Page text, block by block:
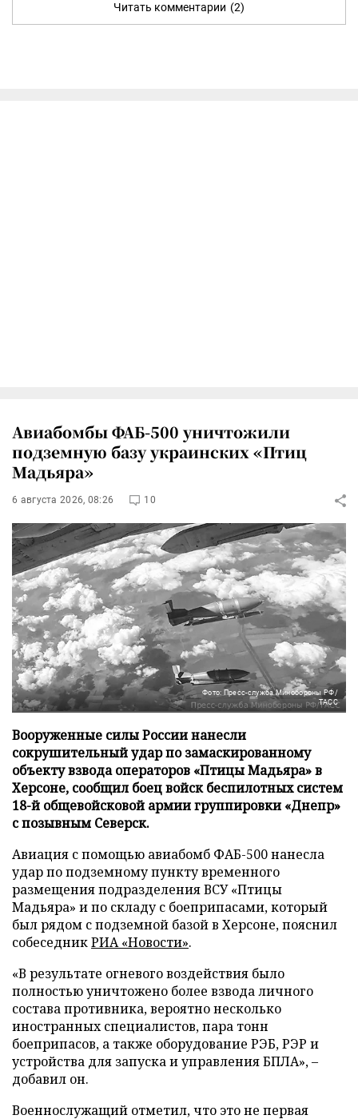
Читать комментарии (2)
Авиабомбы ФАБ-500 уничтожили
подземную базу украинских «Птиц
Мадьяра»
6 августа 2026, 08:26 10
Фото: Пресс-служба Минобороны РФ/
ТАСС
Вооруженные силы России нанесли
сокрушительный удар по замаскированному
объекту взвода операторов «Птицы Мадьяра» в
Херсоне, сообщил боец войск беспилотных систем
18-й общевойсковой армии группировки «Днепр»
с позывным Северск.
Авиация с помощью авиабомб ФАБ-500 нанесла
удар по подземному пункту временного
размещения подразделения ВСУ «Птицы
Мадьяра» и по складу с боеприпасами, который
был рядом с подземной базой в Херсоне, пояснил
собеседникРИА «Новости».
«В результате огневого воздействия было
полностью уничтожено более взвода личного
состава противника, вероятно несколько
иностранных специалистов, пара тонн
боеприпасов, а также оборудование РЭБ, РЭР и
устройства для запуска и управления БПЛА», –
добавил он.
Военнослужащий отметил, что это не первая